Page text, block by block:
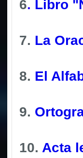
6. Libro
7. La
8. El
9.
10. Acta